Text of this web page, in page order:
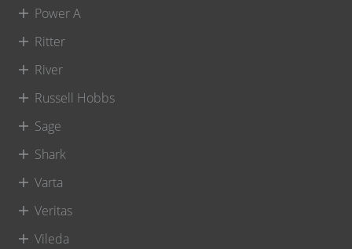
Power A
Ritter
River
Russell Hobbs
Sage
Shark
Varta
Veritas
Vileda